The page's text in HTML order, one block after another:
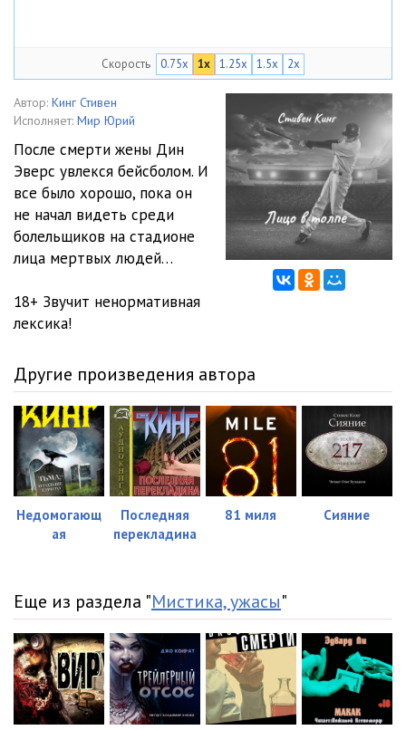
Скорость 0.75x 1x 1.25x 1.5x 2x
Автор: Кинг Стивен
Исполняет: Мир Юрий
После смерти жены Дин
Эверс увлекся бейсболом. И
все было хорошо, пока он
не начал видеть среди
болельщиков на стадионе
лица мертвых людей…
18+ Звучит ненормативная
лексика!
Другие произведения автора
Недомогающ
ая
Последняя
перекладина
81 миля Сияние
Еще из раздела "Мистика, ужасы"